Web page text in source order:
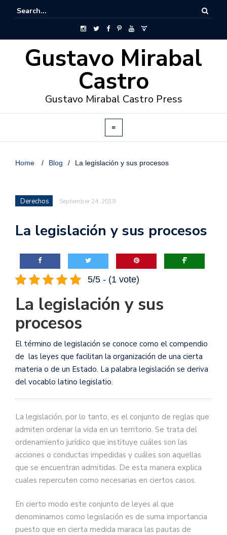
Gustavo Mirabal
Castro
Gustavo Mirabal Castro Press
Home / Blog / La legislación y sus procesos
Derechos September 24, 2019
La legislación y sus procesos
5/5 - (1 vote)
La legislación y sus
procesos
El término de legislación se conoce como el compendio
de las leyes que facilitan la organización de una cierta
materia o de un Estado. La palabra legislación se deriva
del vocablo latino legislatio.
La legislación, por lo tanto, es el conjunto de reglas que
admiten ordenar la vida en un territorio. Se trata del
ordenamiento jurídico que instituye cuáles son las
acciones o conductas impedidas y cuáles son aquellas
que se encuentran admitidas. De esta manera explica
cuales repercuten como necesarias en ciertos casos.
En cierto modo este conjunto de leyes al que
denominamos como legislación es de suma importancia
puesto que en cierta medida maraca las pautas de